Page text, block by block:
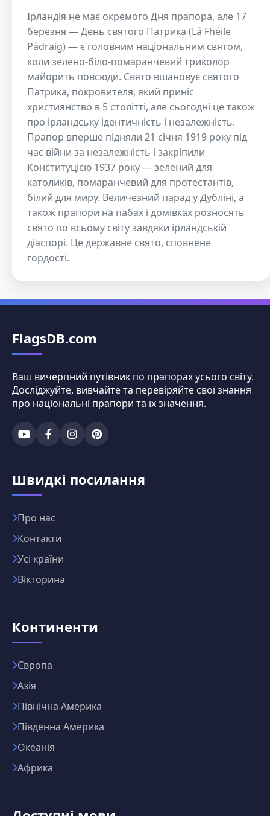
Ірландія не має окремого Дня прапора, але 17
березня — День святого Патрика (Lá Fhéile
Pádraig) — є головним національним святом,
коли зелено-біло-помаранчевий триколор
майорить повсюди. Свято вшановує святого
Патрика, покровителя, який приніс
християнство в 5 столітті, але сьогодні це також
про ірландську ідентичність і незалежність.
Прапор вперше підняли 21 січня 1919 року під
час війни за незалежність і закріпили
Конституцією 1937 року — зелений для
католиків, помаранчевий для протестантів,
білий для миру. Величезний парад у Дубліні, а
також прапори на пабах і домівках розносять
свято по всьому світу завдяки ірландській
діаспорі. Це державне свято, сповнене
гордості.
FlagsDB.com
Ваш вичерпний путівник по прапорах усього світу.
Досліджуйте, вивчайте та перевіряйте свої знання
про національні прапори та їх значення.
Швидкі посилання
Про нас
Контакти
Усі країни
Вікторина
Континенти
Європа
Азія
Північна Америка
Південна Америка
Океанія
Африка